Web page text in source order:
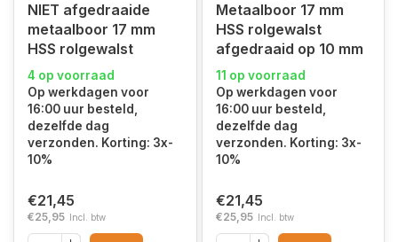
NIET afgedraaide
metaalboor 17 mm
HSS rolgewalst
4 op voorraad
Op werkdagen voor
16:00 uur besteld,
dezelfde dag
verzonden. Korting: 3x-
10%
€21,45
€25,95 Incl. btw
Metaalboor 17 mm
HSS rolgewalst
afgedraaid op 10 mm
11 op voorraad
Op werkdagen voor
16:00 uur besteld,
dezelfde dag
verzonden. Korting: 3x-
10%
€21,45
€25,95 Incl. btw